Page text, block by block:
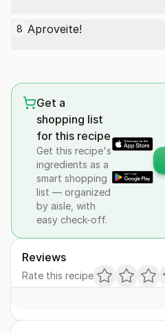
8 Aproveite!
Get a
shopping list
for this recipe
Get this recipe's
ingredients as a
smart shopping
list — organized
by aisle, with
easy check-off.
Reviews
Rate this recipe